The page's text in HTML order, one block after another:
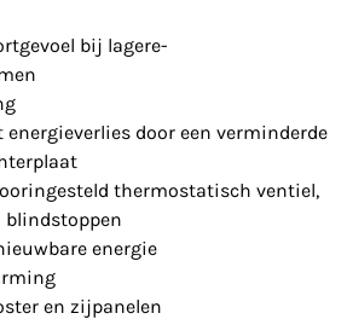
bij lagere-
energieverlies door een verminderde
thermostatisch ventiel,
blindstoppen
energie
en zijpanelen